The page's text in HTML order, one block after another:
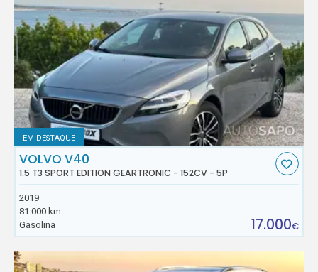
EM DESTAQUE
VOLVO V40
1.5 T3 SPORT EDITION GEARTRONIC - 152CV - 5P
2019
81.000 km
Gasolina
17.000€